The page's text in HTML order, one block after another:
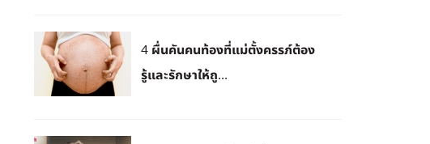
4 ผื่นคันคนท้องที่แม่ตั้งครรภ์ต้อง
รู้และรักษาให้ถู...